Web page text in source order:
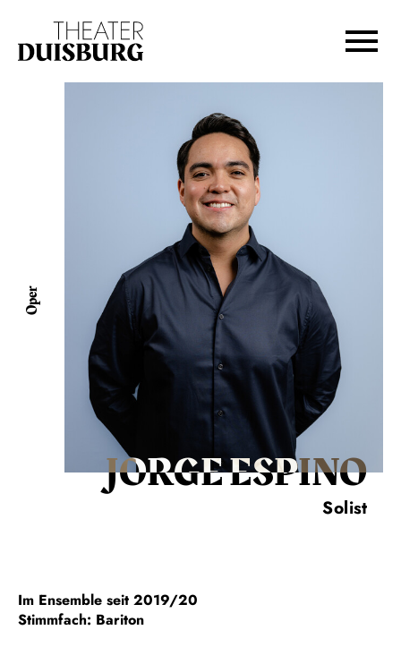
Zur Hauptnavigation springen
Zum Footer springen
Oper
JORGE ESPINO
Solist
Im Ensemble seit 2019/20
Stimmfach: Bariton